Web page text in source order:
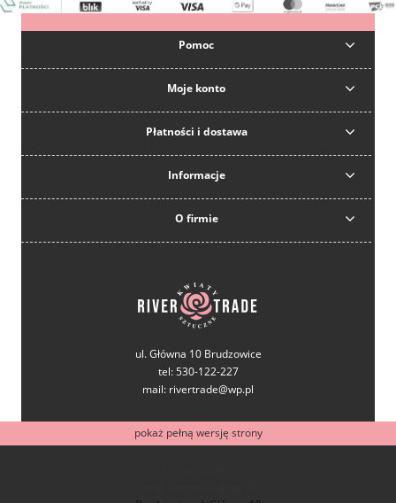
Pomoc
Moje konto
Płatności i dostawa
Informacje
O firmie
ul. Główna 10 Brudzowice
tel: 530-122-227
mail: rivertrade@wp.pl
pokaż pełną wersję strony